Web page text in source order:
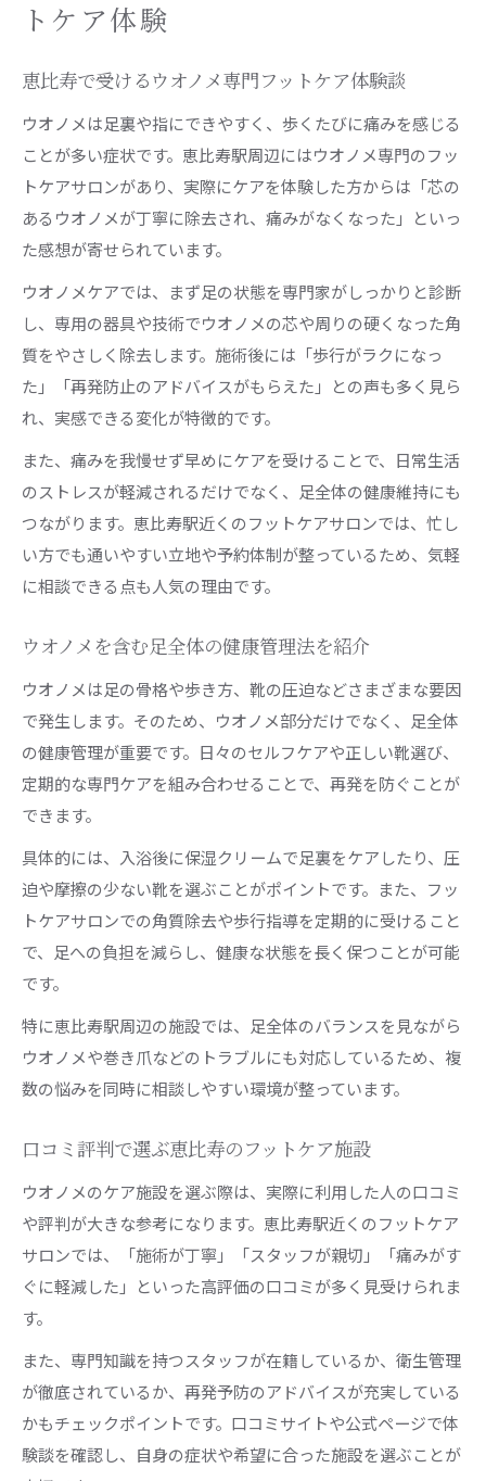
トケア体験
恵比寿で受けるウオノメ専門フットケア体験談
ウオノメは足裏や指にできやすく、歩くたびに痛みを感じる
ことが多い症状です。恵比寿駅周辺にはウオノメ専門のフッ
トケアサロンがあり、実際にケアを体験した方からは「芯の
あるウオノメが丁寧に除去され、痛みがなくなった」といっ
た感想が寄せられています。
ウオノメケアでは、まず足の状態を専門家がしっかりと診断
し、専用の器具や技術でウオノメの芯や周りの硬くなった角
質をやさしく除去します。施術後には「歩行がラクになっ
た」「再発防止のアドバイスがもらえた」との声も多く見ら
れ、実感できる変化が特徴的です。
また、痛みを我慢せず早めにケアを受けることで、日常生活
のストレスが軽減されるだけでなく、足全体の健康維持にも
つながります。恵比寿駅近くのフットケアサロンでは、忙し
い方でも通いやすい立地や予約体制が整っているため、気軽
に相談できる点も人気の理由です。
ウオノメを含む足全体の健康管理法を紹介
ウオノメは足の骨格や歩き方、靴の圧迫などさまざまな要因
で発生します。そのため、ウオノメ部分だけでなく、足全体
の健康管理が重要です。日々のセルフケアや正しい靴選び、
定期的な専門ケアを組み合わせることで、再発を防ぐことが
できます。
具体的には、入浴後に保湿クリームで足裏をケアしたり、圧
迫や摩擦の少ない靴を選ぶことがポイントです。また、フッ
トケアサロンでの角質除去や歩行指導を定期的に受けること
で、足への負担を減らし、健康な状態を長く保つことが可能
です。
特に恵比寿駅周辺の施設では、足全体のバランスを見ながら
ウオノメや巻き爪などのトラブルにも対応しているため、複
数の悩みを同時に相談しやすい環境が整っています。
口コミ評判で選ぶ恵比寿のフットケア施設
ウオノメのケア施設を選ぶ際は、実際に利用した人の口コミ
や評判が大きな参考になります。恵比寿駅近くのフットケア
サロンでは、「施術が丁寧」「スタッフが親切」「痛みがす
ぐに軽減した」といった高評価の口コミが多く見受けられま
す。
また、専門知識を持つスタッフが在籍しているか、衛生管理
が徹底されているか、再発予防のアドバイスが充実している
かもチェックポイントです。口コミサイトや公式ページで体
験談を確認し、自身の症状や希望に合った施設を選ぶことが